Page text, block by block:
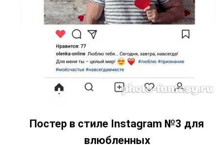
Постер в стиле Instagram №3 для
влюбленных